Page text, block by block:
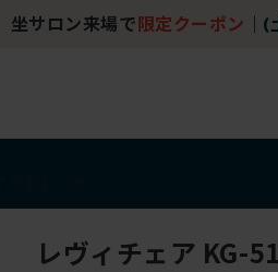
坐サロン来場で 限定クーポン (
レヴィチェア KG-